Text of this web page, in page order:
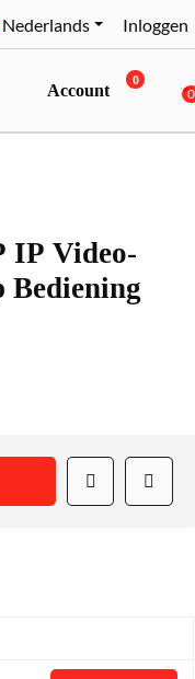
Nederlands Inloggen
Account
0
0
IP Video-